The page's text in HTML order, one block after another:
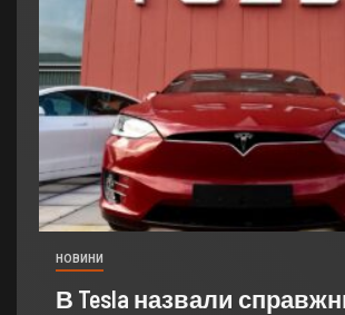
НОВИНИ
В Tesla назвали